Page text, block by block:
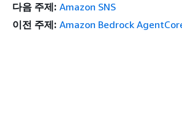
다음 주제: Amazon SNS
이전 주제: Amazon Bedrock